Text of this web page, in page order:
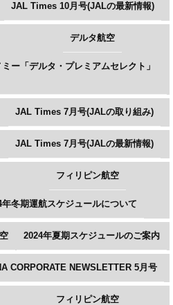
JAL Times 10月号(JALの最新情報)
デルタ航空
ー「デルタ・プレミアムセレクト」
JAL Times 7月号(JALの取り組み)
JAL Times 7月号(JALの最新情報)
フィリピン航空
冬期運航スケジュールについて
2024年夏期スケジュールのご案内
CORPORATE NEWSLETTER 5月号
フィリピン航空